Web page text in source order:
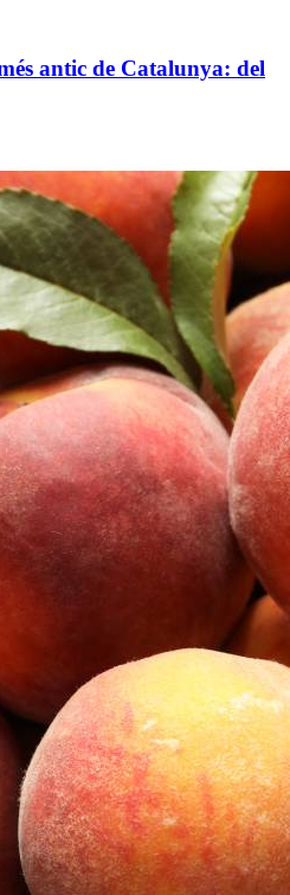
antic de Catalunya: del